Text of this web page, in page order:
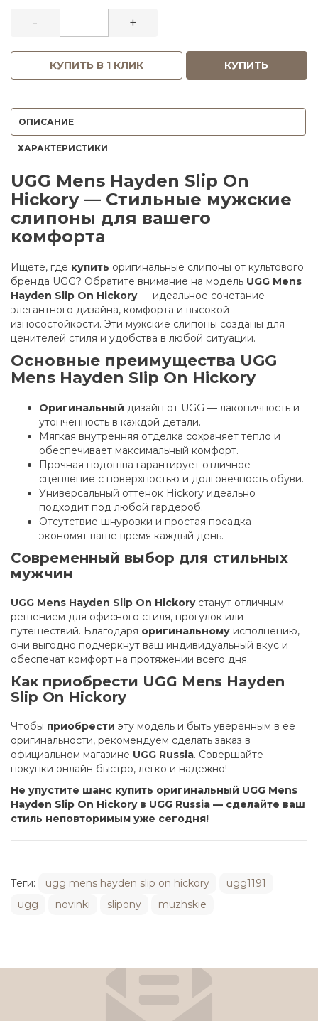
- +
КУПИТЬ В 1 КЛИК КУПИТЬ
ОПИСАНИЕ
ХАРАКТЕРИСТИКИ
UGG Mens Hayden Slip On
Hickory — Стильные мужские
слипоны для вашего
комфорта
Ищете, где купить оригинальные слипоны от культового
бренда UGG? Обратите внимание на модель UGG Mens
Hayden Slip On Hickory— идеальное сочетание
элегантного дизайна, комфорта и высокой
износостойкости. Эти мужские слипоны созданы для
ценителей стиля и удобства в любой ситуации.
Основные преимущества UGG
Mens Hayden Slip On Hickory
Оригинальный дизайн от UGG — лаконичность и
утонченность в каждой детали.
Мягкая внутренняя отделка сохраняет тепло и
обеспечивает максимальный комфорт.
Прочная подошва гарантирует отличное
сцепление с поверхностью и долговечность обуви.
Универсальный оттенок Hickory идеально
подходит под любой гардероб.
Отсутствие шнуровки и простая посадка —
экономят ваше время каждый день.
Современный выбор для стильных
мужчин
UGG Mens Hayden Slip On Hickoryстанут отличным
решением для офисного стиля, прогулок или
путешествий. Благодаря оригинальному исполнению,
они выгодно подчеркнут ваш индивидуальный вкус и
обеспечат комфорт на протяжении всего дня.
Как приобрести UGG Mens Hayden
Slip On Hickory
Чтобы приобрести эту модель и быть уверенным в ее
оригинальности, рекомендуем сделать заказ в
официальном магазине UGG Russia. Совершайте
покупки онлайн быстро, легко и надежно!
Не упустите шанс купить оригинальный UGG Mens
Hayden Slip On Hickory в UGG Russia — сделайте ваш
стиль неповторимым уже сегодня!
Теги: ugg mens hayden slip on hickory
ugg1191
ugg
novinki slipony muzhskie